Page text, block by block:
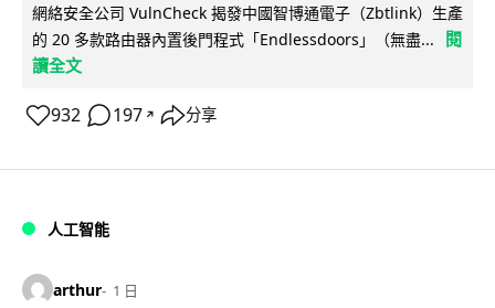
網絡安全公司 VulnCheck 揭發中國智博通電子（Zbtlink）生產
的 20 多款路由器內置後門程式「Endlessdoors」（無盡...
閱
讀全文
932 197 ↗ 分享
人工智能
arthur 1 日